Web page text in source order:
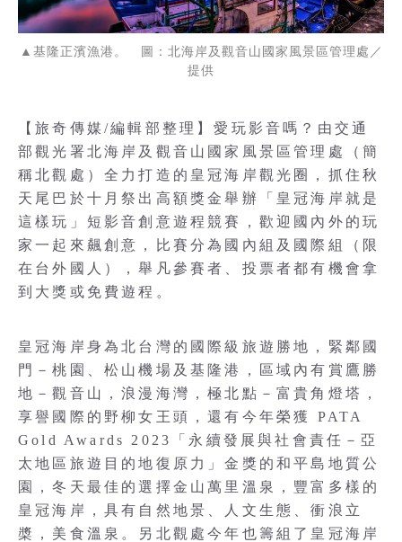
▲基隆正濱漁港。 圖：北海岸及觀音山國家風景區管理處／
提供
【旅奇傳媒/編輯部整理】愛玩影音嗎？由交通
部觀光署北海岸及觀音山國家風景區管理處（簡
稱北觀處）全力打造的皇冠海岸觀光圈，抓住秋
天尾巴於十月祭出高額獎金舉辦「皇冠海岸就是
這樣玩」短影音創意遊程競賽，歡迎國內外的玩
家一起來飆創意，比賽分為國內組及國際組（限
在台外國人），舉凡參賽者、投票者都有機會拿
到大獎或免費遊程。
皇冠海岸身為北台灣的國際級旅遊勝地，緊鄰國
門－桃園、松山機場及基隆港，區域內有賞鷹勝
地－觀音山，浪漫海灣，極北點－富貴角燈塔，
享譽國際的野柳女王頭，還有今年榮獲 PATA
Gold Awards 2023「永續發展與社會責任－亞
太地區旅遊目的地復原力」金獎的和平島地質公
園，冬天最佳的選擇金山萬里溫泉，豐富多樣的
皇冠海岸，具有自然地景、人文生態、衝浪立
槳，美食溫泉。另北觀處今年也籌組了皇冠海岸